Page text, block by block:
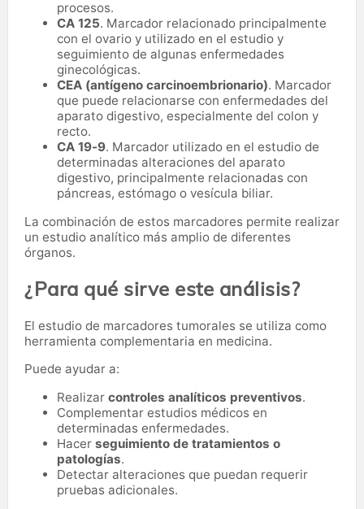
procesos.
CA 125. Marcador relacionado principalmente
con el ovario y utilizado en el estudio y
seguimiento de algunas enfermedades
ginecológicas.
CEA (antígeno carcinoembrionario). Marcador
que puede relacionarse con enfermedades del
aparato digestivo, especialmente del colon y
recto.
CA 19-9. Marcador utilizado en el estudio de
determinadas alteraciones del aparato
digestivo, principalmente relacionadas con
páncreas, estómago o vesícula biliar.
La combinación de estos marcadores permite realizar
un estudio analítico más amplio de diferentes
órganos.
¿Para qué sirve este análisis?
El estudio de marcadores tumorales se utiliza como
herramienta complementaria en medicina.
Puede ayudar a:
Realizar controles analíticos preventivos.
Complementar estudios médicos en
determinadas enfermedades.
Hacer seguimiento de tratamientos o
patologías.
Detectar alteraciones que puedan requerir
pruebas adicionales.